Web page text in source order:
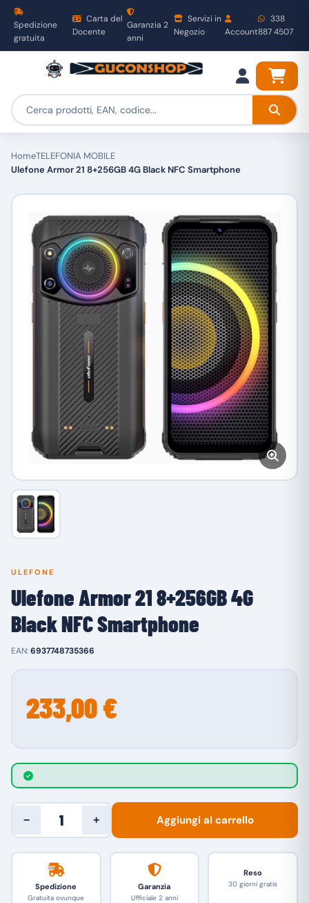
Spedizione
gratuita
Carta del
Docente
Garanzia 2
anni
Servizi in
Negozio
Account
338
887 4507
HomeTELEFONIA MOBILE
Ulefone Armor 21 8+256GB 4G Black NFC Smartphone
ULEFONE
Ulefone Armor 21 8+256GB 4G
Black NFC Smartphone
EAN:6937748735366
233,00 €
− + Aggiungi al carrello
Spedizione
Gratuita ovunque
Garanzia
Ufficiale 2 anni
Reso
30 giorni gratis